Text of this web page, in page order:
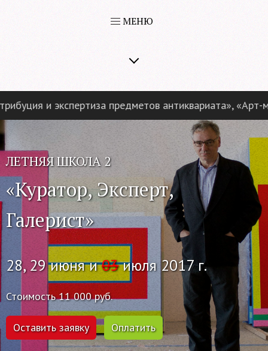
МЕНЮ
и экспертиза предметов антиквариата», «Арт-
ЛЕТНЯЯ ШКОЛА 2
«Куратор, Эксперт,
Галерист»
28, 29 июня и03июля 2017 г.
Стоимость 11 000 руб.
Оставить заявку Оплатить